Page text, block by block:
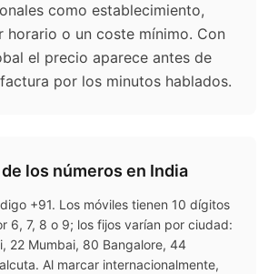
como establecimiento,
horario o un coste mínimo. Con
el precio aparece antes de
por los minutos hablados.
los números en India
+91. Los móviles tienen 10 dígitos
6, 7, 8 o 9; los fijos varían por ciudad:
22 Mumbai, 80 Bangalore, 44
Al marcar internacionalmente,